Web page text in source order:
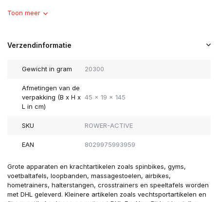
Toon meer
Verzendinformatie
Gewicht in gram 20300
Afmetingen van de
verpakking (B x H x
L in cm)
45 x 19 x 145
SKU ROWER-ACTIVE
EAN 8029975993959
Grote apparaten en krachtartikelen zoals spinbikes, gyms,
voetbaltafels, loopbanden, massagestoelen, airbikes,
hometrainers, halterstangen, crosstrainers en speeltafels worden
met DHL geleverd. Kleinere artikelen zoals vechtsportartikelen en